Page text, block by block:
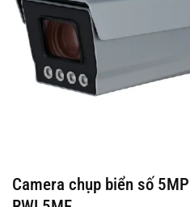
Camera chụp biển số